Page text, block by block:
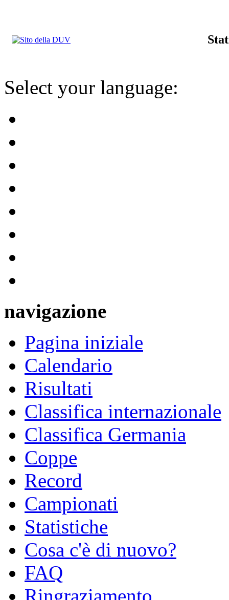
Select your language:
navigazione
Pagina iniziale
Calendario
Risultati
Classifica internazionale
Classifica Germania
Coppe
Record
Campionati
Statistiche
Cosa c'è di nuovo?
FAQ